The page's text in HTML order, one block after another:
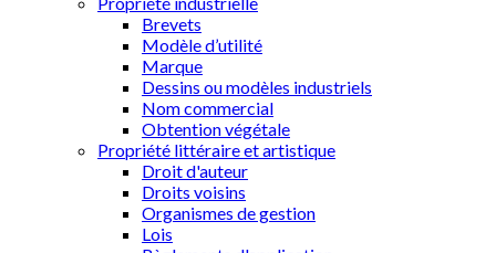
Brevets
Modèle d’utilité
Marque
Dessins ou modèles industriels
Nom commercial
Obtention végétale
Propriété littéraire et artistique
Droit d'auteur
Droits voisins
Organismes de gestion
Lois